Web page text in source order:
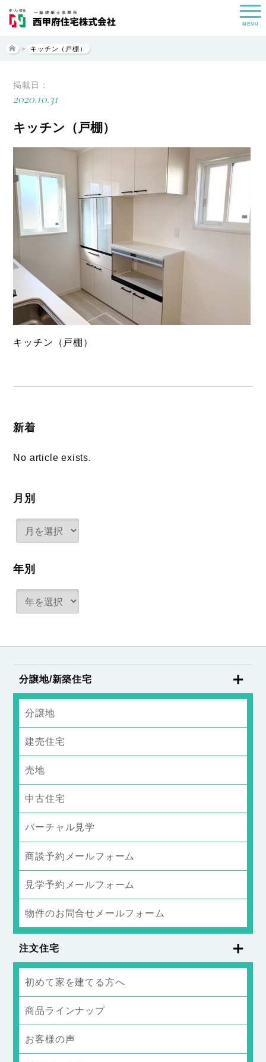
MENU
> キッチン（戸棚）
掲載日：
2020.10.31
キッチン（戸棚）
キッチン（戸棚）
新着
No article exists.
月別
年別
分譲地/新築住宅
分譲地
建売住宅
売地
中古住宅
バーチャル見学
商談予約メールフォーム
見学予約メールフォーム
物件のお問合せメールフォーム
注文住宅
初めて家を建てる方へ
商品ラインナップ
お客様の声